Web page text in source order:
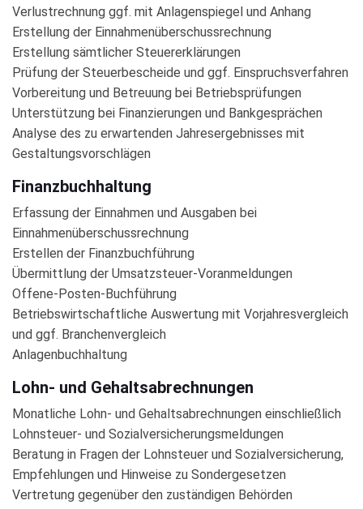
Verlustrechnung ggf. mit Anlagenspiegel und Anhang
Erstellung der Einnahmenüberschussrechnung
Erstellung sämtlicher Steuererklärungen
Prüfung der Steuerbescheide und ggf. Einspruchsverfahren
Vorbereitung und Betreuung bei Betriebsprüfungen
Unterstützung bei Finanzierungen und Bankgesprächen
Analyse des zu erwartenden Jahresergebnisses mit
Gestaltungsvorschlägen
Finanzbuchhaltung
Erfassung der Einnahmen und Ausgaben bei
Einnahmenüberschussrechnung
Erstellen der Finanzbuchführung
Übermittlung der Umsatzsteuer-Voranmeldungen
Offene-Posten-Buchführung
Betriebswirtschaftliche Auswertung mit Vorjahresvergleich
und ggf. Branchenvergleich
Anlagenbuchhaltung
Lohn- und Gehaltsabrechnungen
Monatliche Lohn- und Gehaltsabrechnungen einschließlich
Lohnsteuer- und Sozialversicherungsmeldungen
Beratung in Fragen der Lohnsteuer und Sozialversicherung,
Empfehlungen und Hinweise zu Sondergesetzen
Vertretung gegenüber den zuständigen Behörden